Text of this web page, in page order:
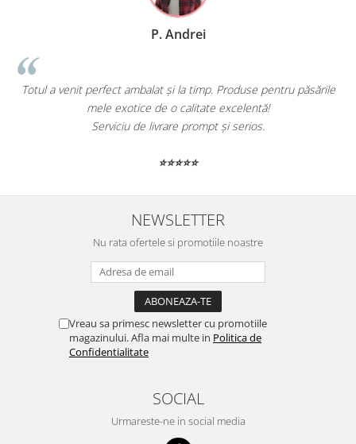
P. Andrei
Totul a venit perfect ambalat și la timp. Produse pentru păsările
mele exotice de o calitate excelentă!
Serviciu de livrare prompt și serios.
⭐⭐⭐⭐⭐
NEWSLETTER
Nu rata ofertele si promotiile noastre
Vreau sa primesc newsletter cu promotiile
magazinului. Afla mai multe in Politica de
Confidentialitate
SOCIAL
Urmareste-ne in social media